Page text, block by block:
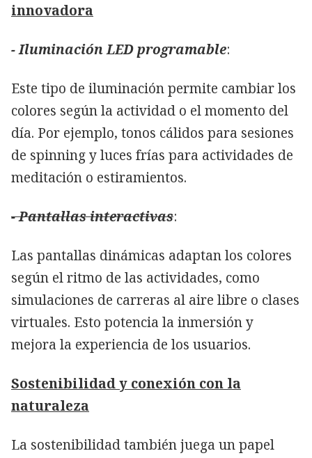
innovadora
- Iluminación LED programable:
Este tipo de iluminación permite cambiar los
colores según la actividad o el momento del
día. Por ejemplo, tonos cálidos para sesiones
de spinning y luces frías para actividades de
meditación o estiramientos.
- Pantallas interactivas:
Las pantallas dinámicas adaptan los colores
según el ritmo de las actividades, como
simulaciones de carreras al aire libre o clases
virtuales. Esto potencia la inmersión y
mejora la experiencia de los usuarios.
Sostenibilidad y conexión con la
naturaleza
La sostenibilidad también juega un papel